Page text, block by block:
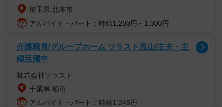
埼玉県 北本市
アルバイト・パート：時給1,200円～1,300円
介護職員/グループホーム ソラスト流山/主夫・主
婦活躍中
株式会社ソラスト
千葉県 柏市
アルバイト・パート：時給1,245円